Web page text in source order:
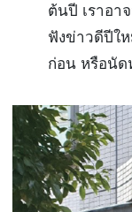
ต้นปี เราอา
ฟังข่าวดีปีใ
ก่อน หรือนัด